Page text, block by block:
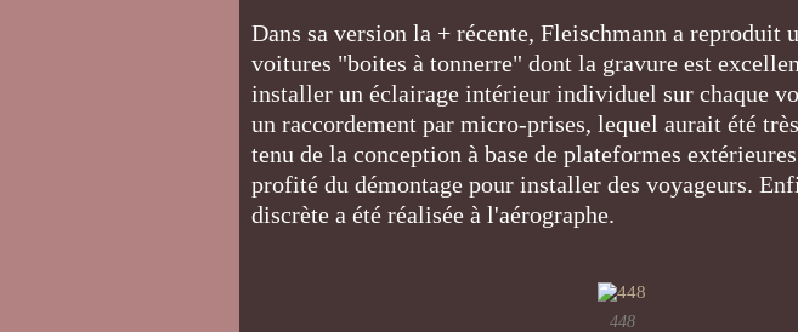
Dans sa version la + récente, Fleischmann a reproduit
voitures "boites à tonnerre" dont la gravure est
installer un éclairage intérieur individuel sur chaque
un raccordement par micro-prises, lequel aurait été
tenu de la conception à base de plateformes
profité du démontage pour installer des voyageurs.
discrète a été réalisée à l'aérographe.
448